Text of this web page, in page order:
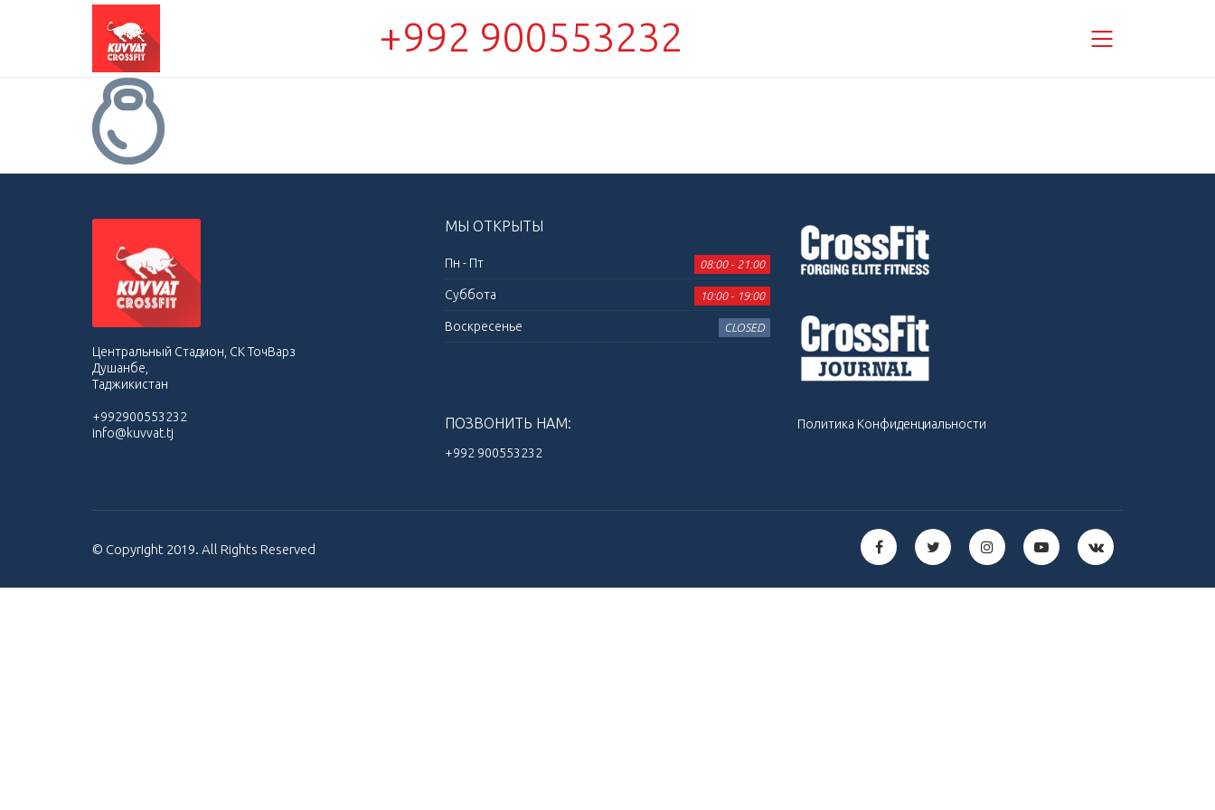
+992 900553232
Центральный Стадион, СК ТочВарз
Душанбе,
Таджикистан
+992900553232
info@kuvvat.tj
МЫ ОТКРЫТЫ
Пн - Пт 08:00 - 21:00
Суббота 10:00 - 19:00
Воскресенье CLOSED
ПОЗВОНИТЬ НАМ:
+992 900553232‬
Политика Конфиденциальности
© Copyright 2019. All Rights Reserved